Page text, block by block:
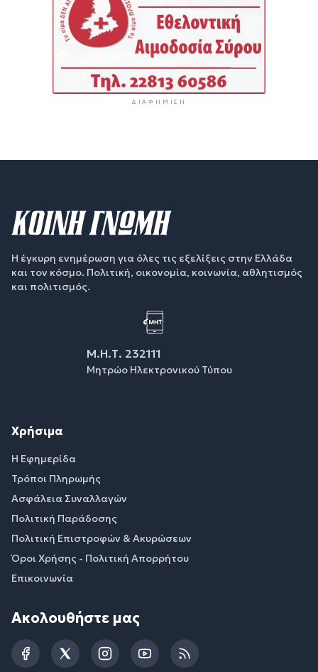
ΔΙΑΦΉΜΙΣΗ
Η έγκυρη ενημέρωση για όλες τις εξελίξεις στην Ελλάδα
και τον κόσμο. Πολιτική, οικονομία, κοινωνία, αθλητισμός
και πολιτισμός.
Μ.Η.Τ. 232111
Μητρώο Ηλεκτρονικού Τύπου
Χρήσιμα
Η Εφημερίδα
Τρόποι Πληρωμής
Ασφάλεια Συναλλαγών
Πολιτική Παράδοσης
Πολιτική Επιστροφών & Ακυρώσεων
Όροι Χρήσης - Πολιτική Απορρήτου
Επικοινωνία
Ακολουθήστε μας
FacebookTwitterInstagramYouTubeRSS